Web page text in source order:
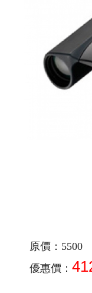
原價：5500
優惠價：